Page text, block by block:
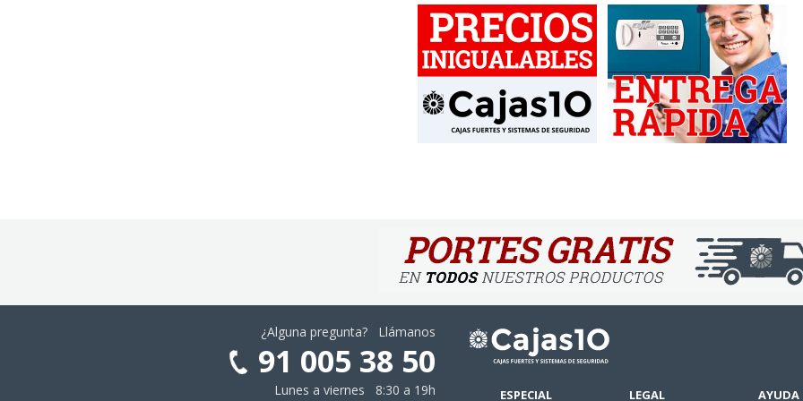
¿Alguna pregunta? Llámanos
91 005 38 50
Lunes a viernes 8:30 a 19h ESPECIAL LEGAL AYUDA